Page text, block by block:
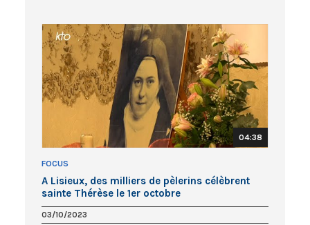
04:38
FOCUS
A Lisieux, des milliers de pèlerins célèbrent
sainte Thérèse le 1er octobre
03/10/2023